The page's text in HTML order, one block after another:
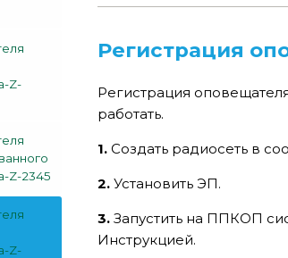
Z-
Z-2345
Z-
Регистрация
Регистрация
работать.
1. Создать радиосеть в
2. Установить ЭП.
3. Запустить на ППКОП
Инструкцией.